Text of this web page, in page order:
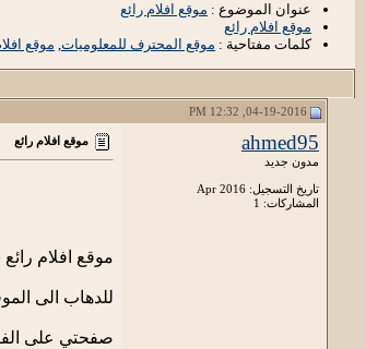
عنوان الموضوع : موقع افلام رائع
موقع افلام رائع
كلمات مفتاحية : موقع المحترف للمعلوميات, موقع
ahmed95
مدون جديد
تاريخ التسجيل: Apr 2016
المشاركات: 1
موقع افلام رائع
موقع افلام
للدهاب الى
صفحتي على